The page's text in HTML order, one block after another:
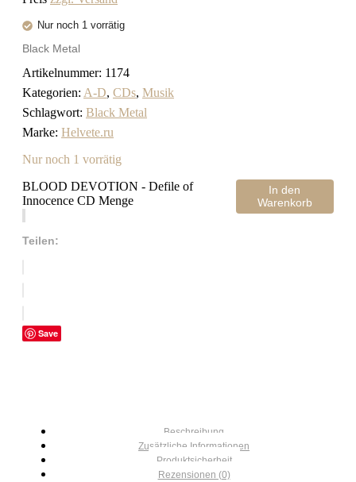
Nur noch 1 vorrätig
Black Metal
Artikelnummer: 1174
Kategorien: A-D, CDs, Musik
Schlagwort: Black Metal
Marke: Helvete.ru
Nur noch 1 vorrätig
BLOOD DEVOTION - Defile of
Innocence CD Menge
In den
Warenkorb
Teilen:
Save
Beschreibung
Zusätzliche Informationen
Produktsicherheit
Rezensionen (0)